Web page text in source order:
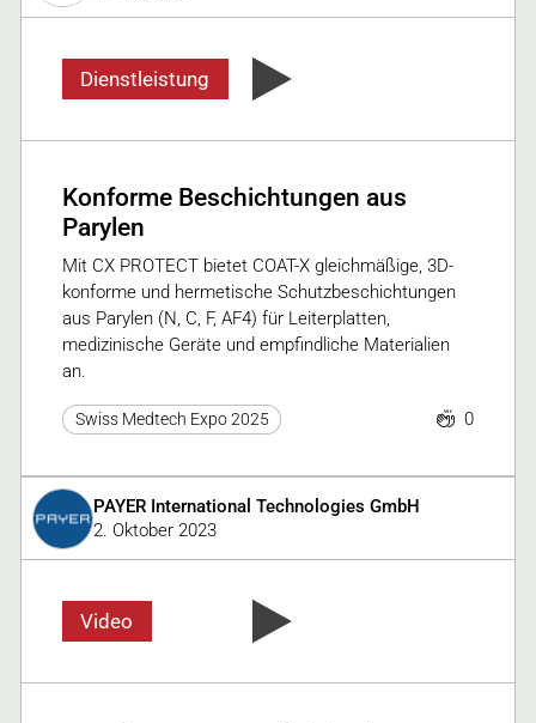
Dienstleistung
Konforme Beschichtungen aus
Parylen
Mit CX PROTECT bietet COAT-X gleichmäßige, 3D-
konforme und hermetische Schutzbeschichtungen
aus Parylen (N, C, F, AF4) für Leiterplatten,
medizinische Geräte und empfindliche Materialien
an.
Swiss Medtech Expo 2025 0
PAYER International Technologies GmbH
2. Oktober 2023
Video